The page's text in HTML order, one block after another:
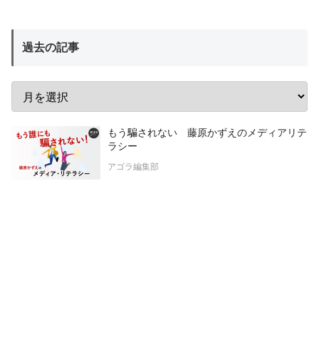
過去の記事
もう騙されない 藤原かずえのメディアリテ
ラシー
アゴラ編集部